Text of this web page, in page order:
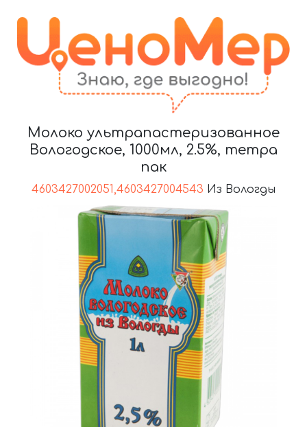
Молоко ультрапастеризованное
Вологодское, 1000мл, 2.5%, тетра
пак
4603427002051,4603427004543 Из Вологды